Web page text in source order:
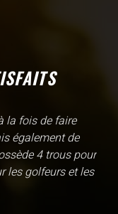
nom l'indique est
il y a
tapis mais aussi
les bumqers...
Il n'y a pas assez